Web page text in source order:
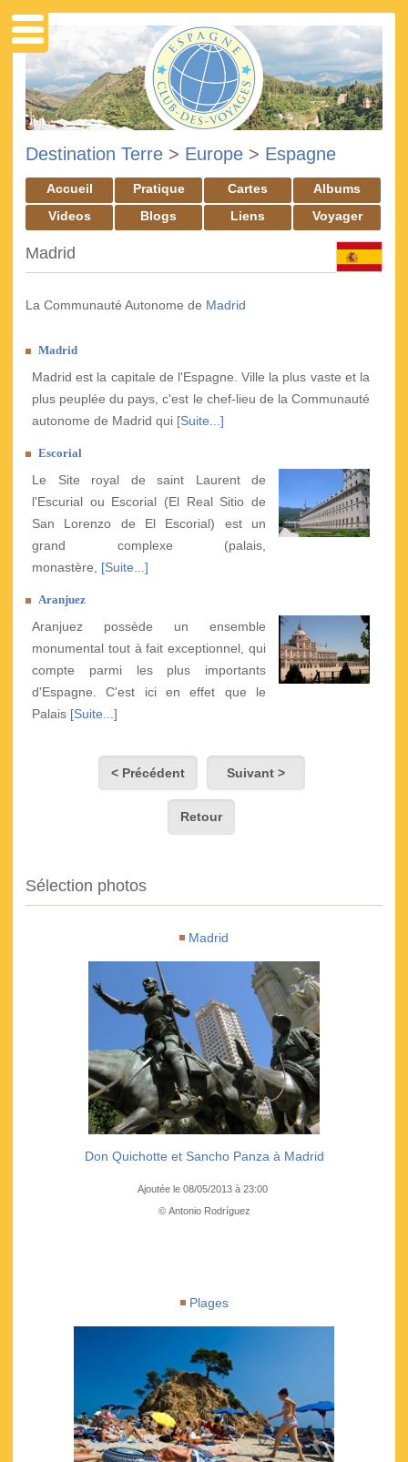
Destination Terre > Europe > Espagne
Accueil Pratique Cartes
Albums
Videos
Blogs Liens Voyager
Madrid
La Communauté Autonome de Madrid
Madrid
Madrid est la capitale de l'Espagne. Ville la plus vaste et la
plus peuplée du pays, c'est le chef-lieu de la Communauté
autonome de Madrid qui [Suite...]
Escorial
Le Site royal de saint Laurent de
l'Escurial ou Escorial (El Real Sitio de
San Lorenzo de El Escorial) est un
grand complexe (palais,
monastère, [Suite...]
Aranjuez
Aranjuez possède un ensemble
monumental tout à fait exceptionnel, qui
compte parmi les plus importants
d'Espagne. C'est ici en effet que le
Palais [Suite...]
< Précédent Suivant >
Retour
Sélection photos
Madrid
Don Quichotte et Sancho Panza à Madrid
Ajoutée le 08/05/2013 à 23:00
© Antonio Rodríguez
Plages